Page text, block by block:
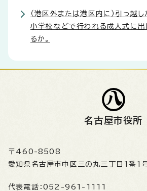
（港区外または港区内に）引っ越し
小学校などで行われる成人式に出
るか。
名古屋市役所
〒460-8508
愛知県名古屋市中区三の丸三丁目1番1
代表電話： 052-961-1111